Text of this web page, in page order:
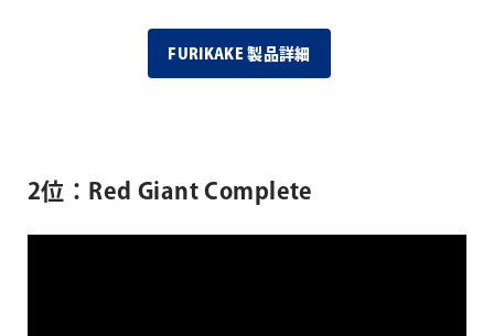
FURIKAKE 製品詳細
2位：Red Giant Complete